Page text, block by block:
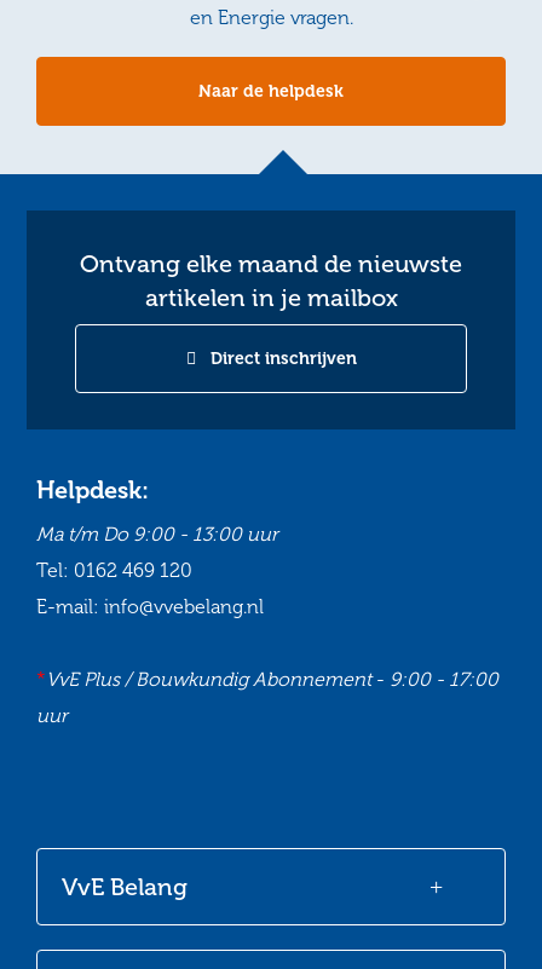
en Energie vragen.
Naar de helpdesk
Ontvang elke maand de nieuwste
artikelen in je mailbox
Direct inschrijven
VvE Belang
Helpdesk:
Ma t/m Do 9:00 - 13:00 uur
Tel: 0162 469 120
E-mail: info@vvebelang.nl
*VvE Plus / Bouwkundig Abonnement- 9:00 - 17:00
uur
Facebook